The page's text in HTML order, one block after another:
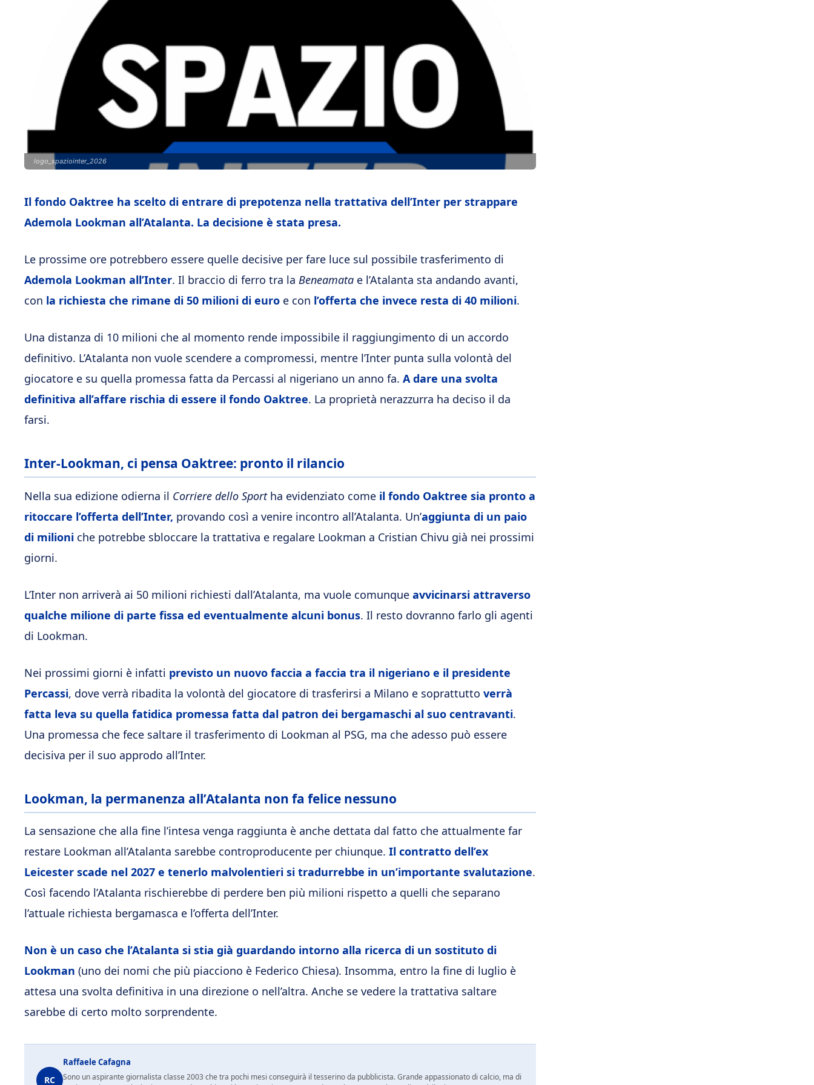
logo_spaziointer_2026
Il fondo Oaktree ha scelto di entrare di prepotenza nella trattativa dell’Inter per strappare
Ademola Lookman all’Atalanta. La decisione è stata presa.
Le prossime ore potrebbero essere quelle decisive per fare luce sul possibile trasferimento di
Ademola Lookman all’Inter. Il braccio di ferro tra la Beneamata e l’Atalanta sta andando avanti,
con la richiesta che rimane di 50 milioni di euro e con l’offerta che invece resta di 40 milioni.
Una distanza di 10 milioni che al momento rende impossibile il raggiungimento di un accordo
definitivo. L’Atalanta non vuole scendere a compromessi, mentre l’Inter punta sulla volontà del
giocatore e su quella promessa fatta da Percassi al nigeriano un anno fa. A dare una svolta
definitiva all’affare rischia di essere il fondo Oaktree. La proprietà nerazzurra ha deciso il da
farsi.
Inter-Lookman, ci pensa Oaktree: pronto il rilancio
Nella sua edizione odierna il Corriere dello Sportha evidenziato come il fondo Oaktree sia pronto a
ritoccare l’offerta dell’Inter, provando così a venire incontro all’Atalanta. Un’aggiunta di un paio
di milioni che potrebbe sbloccare la trattativa e regalare Lookman a Cristian Chivu già nei prossimi
giorni.
L’Inter non arriverà ai 50 milioni richiesti dall’Atalanta, ma vuole comunque avvicinarsi attraverso
qualche milione di parte fissa ed eventualmente alcuni bonus. Il resto dovranno farlo gli agenti
di Lookman.
Nei prossimi giorni è infatti previsto un nuovo faccia a faccia tra il nigeriano e il presidente
Percassi, dove verrà ribadita la volontà del giocatore di trasferirsi a Milano e soprattutto verrà
fatta leva su quella fatidica promessa fatta dal patron dei bergamaschi al suo centravanti.
Una promessa che fece saltare il trasferimento di Lookman al PSG, ma che adesso può essere
decisiva per il suo approdo all’Inter.
Lookman, la permanenza all’Atalanta non fa felice nessuno
La sensazione che alla fine l’intesa venga raggiunta è anche dettata dal fatto che attualmente far
restare Lookman all’Atalanta sarebbe controproducente per chiunque. Il contratto dell’ex
Leicester scade nel 2027 e tenerlo malvolentieri si tradurrebbe in un’importante svalutazione.
Così facendo l’Atalanta rischierebbe di perdere ben più milioni rispetto a quelli che separano
l’attuale richiesta bergamasca e l’offerta dell’Inter.
Non è un caso che l’Atalanta si stia già guardando intorno alla ricerca di un sostituto di
Lookman (uno dei nomi che più piacciono è Federico Chiesa). Insomma, entro la fine di luglio è
attesa una svolta definitiva in una direzione o nell’altra. Anche se vedere la trattativa saltare
sarebbe di certo molto sorprendente.
RC
Raffaele Cafagna
Sono un aspirante giornalista classe 2003 che tra pochi mesi conseguirà il tesserino da pubblicista. Grande appassionato di calcio, ma di